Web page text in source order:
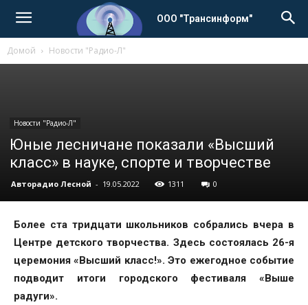
ООО "Трансинформ"
Домой Новости "Радио-Л"
Новости "Радио-Л"
Юные лесничане показали «Высший
класс» в науке, спорте и творчестве
Авторадио Лесной - 19.05.2022 1311 0
Более ста тридцати школьников собрались вчера в
Центре детского творчества. Здесь состоялась 26-я
церемония «Высший класс!». Это ежегодное событие
подводит итоги городского фестиваля «Выше
радуги».